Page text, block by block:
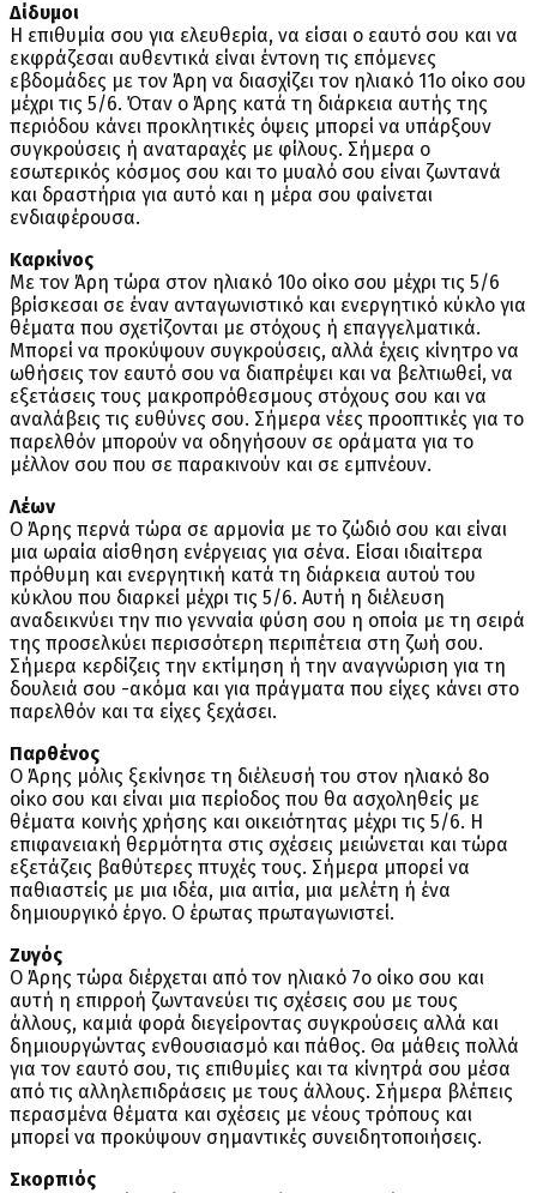
Δίδυμοι
Η επιθυμία σου για ελευθερία, να είσαι ο εαυτό σου και να
εκφράζεσαι αυθεντικά είναι έντονη τις επόμενες
εβδομάδες με τον Άρη να διασχίζει τον ηλιακό 11ο οίκο σου
μέχρι τις 5/6. Όταν ο Άρης κατά τη διάρκεια αυτής της
περιόδου κάνει προκλητικές όψεις μπορεί να υπάρξουν
συγκρούσεις ή αναταραχές με φίλους. Σήμερα ο
εσωτερικός κόσμος σου και το μυαλό σου είναι ζωντανά
και δραστήρια για αυτό και η μέρα σου φαίνεται
ενδιαφέρουσα.
Καρκίνος
Με τον Άρη τώρα στον ηλιακό 10ο οίκο σου μέχρι τις 5/6
βρίσκεσαι σε έναν ανταγωνιστικό και ενεργητικό κύκλο για
θέματα που σχετίζονται με στόχους ή επαγγελματικά.
Μπορεί να προκύψουν συγκρούσεις, αλλά έχεις κίνητρο να
ωθήσεις τον εαυτό σου να διαπρέψει και να βελτιωθεί, να
εξετάσεις τους μακροπρόθεσμους στόχους σου και να
αναλάβεις τις ευθύνες σου. Σήμερα νέες προοπτικές για το
παρελθόν μπορούν να οδηγήσουν σε οράματα για το
μέλλον σου που σε παρακινούν και σε εμπνέουν.
Λέων
Ο Άρης περνά τώρα σε αρμονία με το ζώδιό σου και είναι
μια ωραία αίσθηση ενέργειας για σένα. Είσαι ιδιαίτερα
πρόθυμη και ενεργητική κατά τη διάρκεια αυτού του
κύκλου που διαρκεί μέχρι τις 5/6. Αυτή η διέλευση
αναδεικνύει την πιο γενναία φύση σου η οποία με τη σειρά
της προσελκύει περισσότερη περιπέτεια στη ζωή σου.
Σήμερα κερδίζεις την εκτίμηση ή την αναγνώριση για τη
δουλειά σου -ακόμα και για πράγματα που είχες κάνει στο
παρελθόν και τα είχες ξεχάσει.
Παρθένος
Ο Άρης μόλις ξεκίνησε τη διέλευσή του στον ηλιακό 8ο
οίκο σου και είναι μια περίοδος που θα ασχοληθείς με
θέματα κοινής χρήσης και οικειότητας μέχρι τις 5/6. Η
επιφανειακή θερμότητα στις σχέσεις μειώνεται και τώρα
εξετάζεις βαθύτερες πτυχές τους. Σήμερα μπορεί να
παθιαστείς με μια ιδέα, μια αιτία, μια μελέτη ή ένα
δημιουργικό έργο. Ο έρωτας πρωταγωνιστεί.
Ζυγός
Ο Άρης τώρα διέρχεται από τον ηλιακό 7ο οίκο σου και
αυτή η επιρροή ζωντανεύει τις σχέσεις σου με τους
άλλους, καμιά φορά διεγείροντας συγκρούσεις αλλά και
δημιουργώντας ενθουσιασμό και πάθος. Θα μάθεις πολλά
για τον εαυτό σου, τις επιθυμίες και τα κίνητρά σου μέσα
από τις αλληλεπιδράσεις με τους άλλους. Σήμερα βλέπεις
περασμένα θέματα και σχέσεις με νέους τρόπους και
μπορεί να προκύψουν σημαντικές συνειδητοποιήσεις.
Σκορπιός